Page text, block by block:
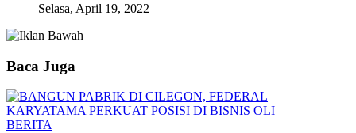
Selasa, April 19, 2022
Baca Juga
BERITA